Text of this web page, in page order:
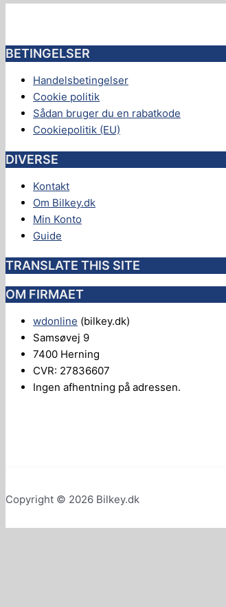
BETINGELSER
Handelsbetingelser
Cookie politik
Sådan bruger du en rabatkode
Cookiepolitik (EU)
DIVERSE
Kontakt
Om Bilkey.dk
Min Konto
Guide
TRANSLATE THIS SITE
OM FIRMAET
wdonline (bilkey.dk)
Samsøvej 9
7400 Herning
CVR: 27836607
Ingen afhentning på adressen.
Copyright © 2026 Bilkey.dk